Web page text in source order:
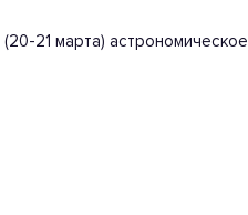
(20-21 марта) астрономическое